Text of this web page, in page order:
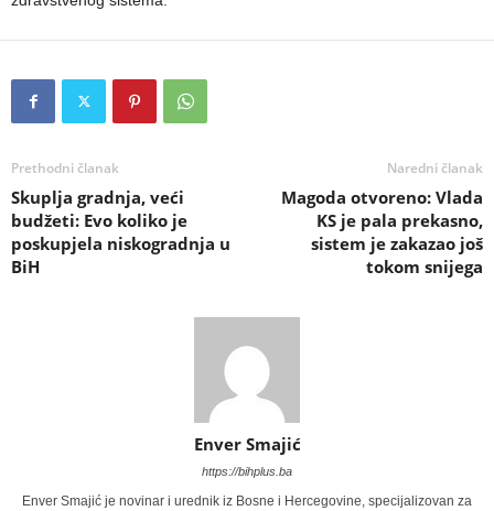
Prethodni članak
Skuplja gradnja, veći
budžeti: Evo koliko je
poskupjela niskogradnja u
BiH
Naredni članak
Magoda otvoreno: Vlada
KS je pala prekasno,
sistem je zakazao još
tokom snijega
Enver Smajić
https://bihplus.ba
Enver Smajić je novinar i urednik iz Bosne i Hercegovine, specijalizovan za